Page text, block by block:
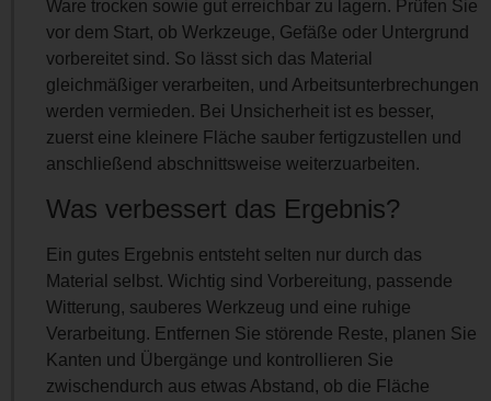
Ware trocken sowie gut erreichbar zu lagern. Prüfen Sie
vor dem Start, ob Werkzeuge, Gefäße oder Untergrund
vorbereitet sind. So lässt sich das Material
gleichmäßiger verarbeiten, und Arbeitsunterbrechungen
werden vermieden. Bei Unsicherheit ist es besser,
zuerst eine kleinere Fläche sauber fertigzustellen und
anschließend abschnittsweise weiterzuarbeiten.
Was verbessert das Ergebnis?
Ein gutes Ergebnis entsteht selten nur durch das
Material selbst. Wichtig sind Vorbereitung, passende
Witterung, sauberes Werkzeug und eine ruhige
Verarbeitung. Entfernen Sie störende Reste, planen Sie
Kanten und Übergänge und kontrollieren Sie
zwischendurch aus etwas Abstand, ob die Fläche